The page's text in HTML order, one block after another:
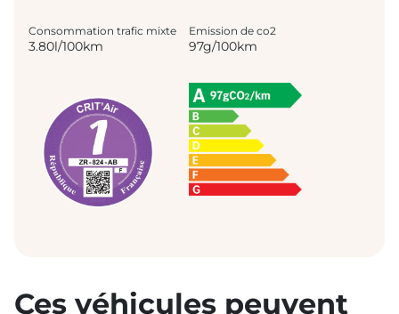
Consommation trafic mixte
3.80l/100km
Emission de co2
97g/100km
Ces véhicules peuvent